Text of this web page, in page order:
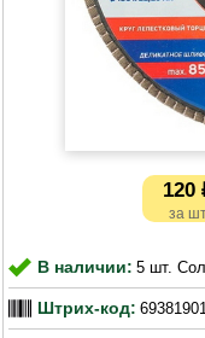
120
В наличии: 5 шт.
Штрих-код: